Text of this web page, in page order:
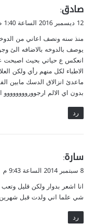
م
س
ق
ب
ل
ي
ق
ل
صادق:
12 ديسمبر 2016 الساعة 1:40 ص
منذ سنه ونصف اعاني من
يوصف بالدوخه بالاضافه الئ
انعكس ع حياتي بحيث اصبحت
الاطباء لكل منهم رأي ولكن
بدون اي الالم
رد
ي
ق
ل
سارة:
8 سبتمبر 2014 الساعة 9:43 م
انا اشعر بدوار ولكن قليل
شي علما اني ولدت قبل
رد